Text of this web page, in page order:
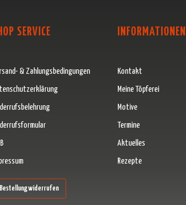
Link)Tab (externer Link)
Link)
SERVICE
& Zahlungsbedingungen
Bestellung widerrufen
INFORMATIONEN
Kontakt
Meine Töpferei
Motive
Termine
Aktuelles
Rezepte